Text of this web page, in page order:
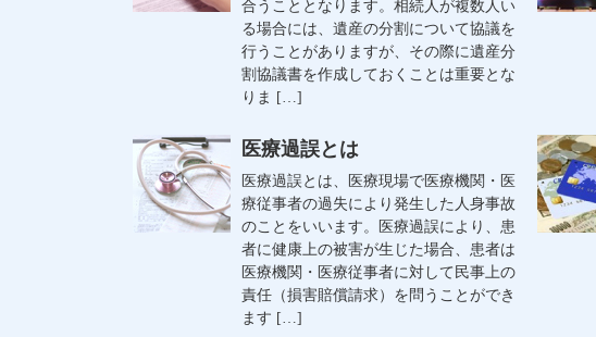
合うこととなります。相続人が複数人い
る場合には、遺産の分割について協議を
行うことがありますが、その際に遺産分
割協議書を作成しておくことは重要とな
りま […]
医療過誤とは
医療過誤とは、医療現場で医療機関・医
療従事者の過失により発生した人身事故
のことをいいます。医療過誤により、患
者に健康上の被害が生じた場合、患者は
医療機関・医療従事者に対して民事上の
責任（損害賠償請求）を問うことができ
ます […]